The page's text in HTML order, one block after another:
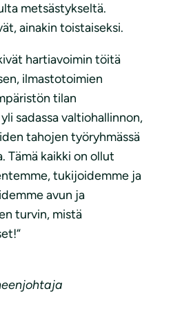
metsästykseltä.
ainakin toistaiseksi.
hartiavoimin töitä
ilmastotoimien
tilan
sadassa valtiohallinnon,
tahojen työryhmässä
Tämä kaikki on ollut
tukijoidemme ja
avun ja
turvin, mistä